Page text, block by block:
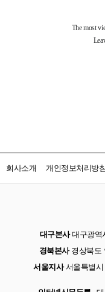
회사소개 개인정보처리방침
대구본사대구광역
경북본사경상북도
서울지사서울특별시